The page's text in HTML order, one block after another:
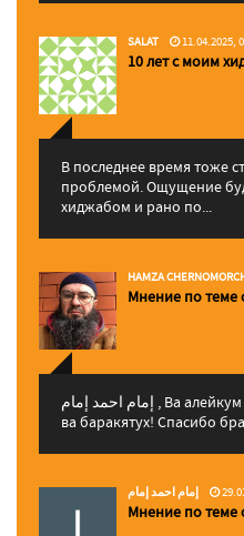
SALAT 11.04.2025,
10 лет с моим
В последнее время тоже
проблемой. Ощущение
хиджабом и рано по...
HAMZA
Мнение по теме
إمام احمد إمام , Ва алейкум ассалам ва рахматуЛлахи
ва баракятух! Спасибо
إمام احمد إمام
Мнение по теме